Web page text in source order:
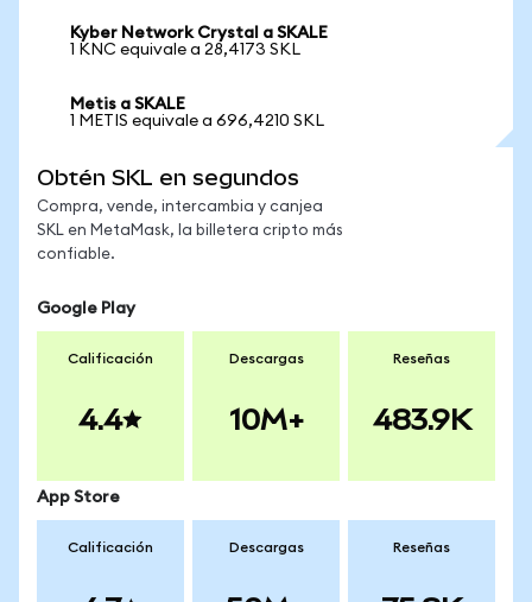
Kyber Network Crystal a SKALE
1 KNC equivale a 28,4173 SKL
Metis a SKALE
1 METIS equivale a 696,4210 SKL
Obtén SKL en segundos
Compra, vende, intercambia y canjea
SKL en MetaMask, la billetera cripto más
confiable.
Google Play
Calificación
4.4
Descargas
10M+
Reseñas
483.9K
App Store
Calificación Descargas Reseñas